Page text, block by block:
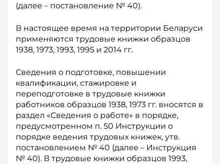
(далее – постановление № 40).
В настоящее время на территории Беларуси
применяются трудовые книжки образцов
1938, 1973, 1993, 1995 и 2014 гг.
Сведения о подготовке, повышении
квалификации, стажировке и
переподготовке в трудовые книжки
работников образцов 1938, 1973 гг. вносятся в
раздел «Сведения о работе» в порядке,
предусмотренном п. 50 Инструкции о
порядке ведения трудовых книжек, утв.
постановлением № 40 (далее – Инструкция
№ 40). В трудовые книжки образцов 1993,